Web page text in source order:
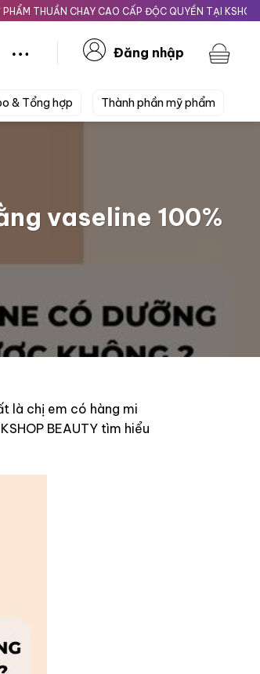
CHAY CAO CẤP ĐỘC QUYỀN TẠI KSHOPBEAUTY.VN
Đăng nhập
& Tổng hợp Thành phần mỹ phẩm
vaseline 100%
là chị em có hàng mi
BEAUTY tìm hiểu